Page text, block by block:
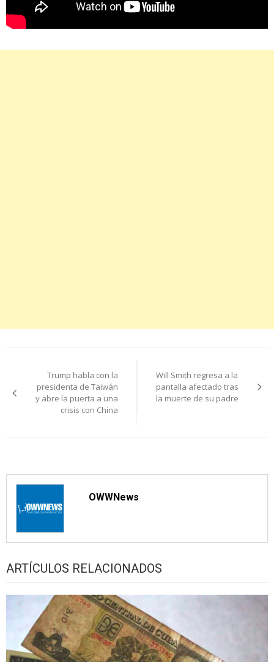
de
entradas
Trump habla con la
presidenta de Taiwán
y abre la puerta a una
crisis con China
Will Smith regresa a la
pantalla afectado tras
la muerte de su padre
OWWNews
ARTÍCULOS RELACIONADOS